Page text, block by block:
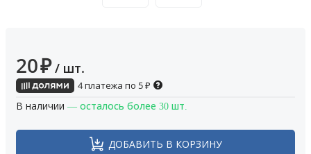
20₽ / шт.
4 платежа по 5₽
В наличии — осталось более 30 шт.
ДОБАВИТЬ В КОРЗИНУ